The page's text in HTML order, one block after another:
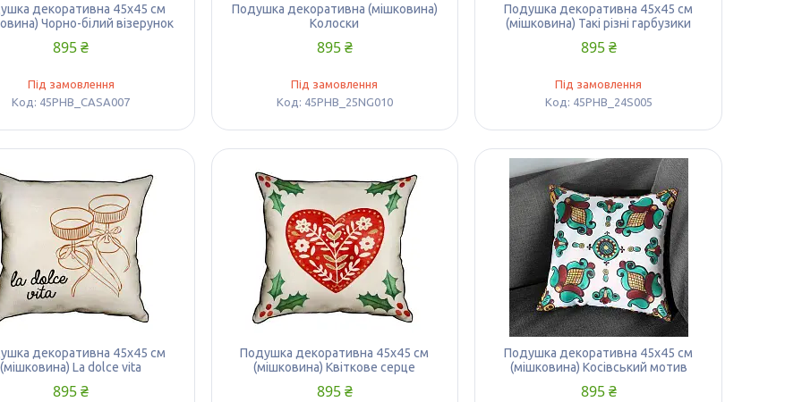
декоративна 45х45 см
Чорно-білий візерунок
895 ₴
Під замовлення
45PHB_CASA007
Подушка декоративна (мішковина)
Колоски
895 ₴
Під замовлення
45PHB_25NG010
Подушка декоративна 45х45 см
(мішковина) Такі різні гарбузики
895 ₴
Під замовлення
45PHB_24S005
декоративна 45х45 см
(мішковина) La dolce vita
895 ₴
Подушка декоративна 45х45 см
(мішковина) Квіткове серце
895 ₴
Подушка декоративна 45х45 см
(мішковина) Косівський мотив
895 ₴